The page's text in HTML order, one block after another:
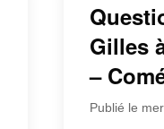
Gilles
–
Publié le